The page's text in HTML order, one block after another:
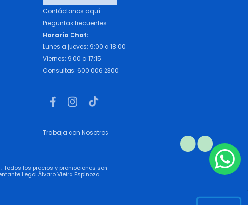
Contáctanos aquí
Preguntas frecuentes
Horario Chat:
Lunes a jueves: 9:00 a 18:00
Viernes: 9:00 a 17:15
Consultas: 600 006 2300
Trabaja con Nosotros
Todos los precios y promociones son
Legal Álvaro Vieira Espinoza